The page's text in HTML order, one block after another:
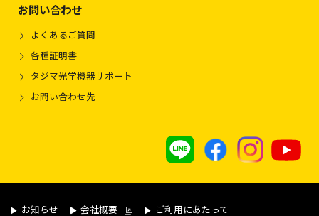
お問い合わせ
よくあるご質問
各種証明書
タジマ光学機器サポート
お問い合わせ先
お知らせ 会社概要 ご利用にあたって